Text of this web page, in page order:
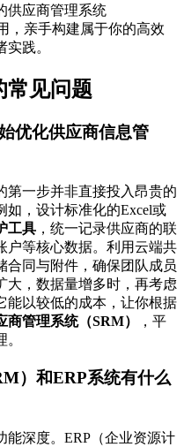
供应商管理系统
，亲手构建属于你的高效
实践。
常见问题
优化供应商信息管
第一步并非直接投入昂贵的
如，设计标准化的Excel或
工具 ，统一记录供应商的联
户等核心数据。利用云端共
合同与附件，确保团队成员
大，数据量增多时，再考虑
能以较低的成本，让你根据
商管理系统（SRM）
，平
）和ERP系统有什么
能深度。ERP（企业资源计